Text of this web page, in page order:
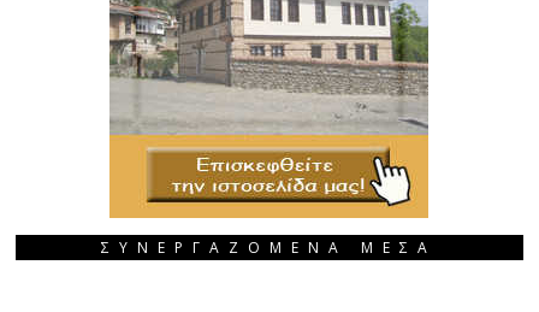
ΣΥΝΕΡΓΑΖΟΜΕΝΑ ΜΕΣΑ